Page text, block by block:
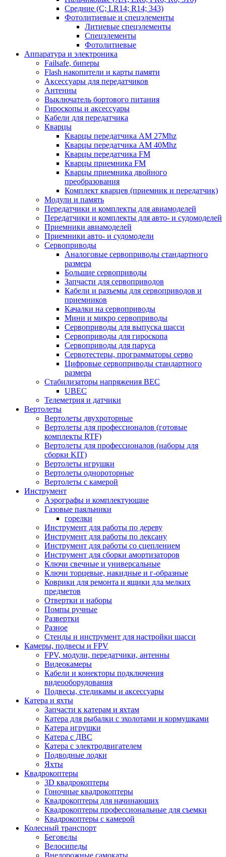
Средние (C; LR14; R14; 343)
Фотолитиевые и спецэлементы
Литиевые спецэлементы
Спецэлементы
Фотолитиевые
Аппаратура и электроника
Failsafe, биперы
Flash накопители и карты памяти
Аксессуары для передатчиков
Антенны
Выключатель бортового питания
Гироскопы и аксессуары
Кабели для передатчика
Кварцы
Кварцы передатчика AM 27Mhz
Кварцы передатчика AM 40Mhz
Кварцы передатчика FM
Кварцы приемника FM
Кварцы приемника двойного
преобразования
Комплект кварцев (приемник и передатчик)
Модули и память
Передатчики и комплекты для авиамоделей
Передатчики и комплекты для авто- и судомоделей
Приемники авиамоделей
Приемники авто- и судомодели
Сервоприводы
Аналоговые сервоприводы стандартного
размера
Большие сервоприводы
Запчасти для сервоприводов
Кабели и разъемы для сервоприводов и
приемников
Качалки на сервоприводы
Мини и микро сервоприводы
Сервоприводы для выпуска шасси
Сервоприводы для гироскопа
Сервоприводы для паруса
Сервотестеры, программаторы серво
Цифровые сервоприводы стандартного
размера
Стабилизаторы напряжения BEC
UBEC
Телеметрия и датчики
Вертолеты
Вертолеты двухроторные
Вертолеты для профессионалов (готовые
комплекты RTF)
Вертолеты для профессионалов (наборы для
сборки KIT)
Вертолеты игрушки
Вертолеты однороторные
Вертолеты с камерой
Инструмент
Аэрографы и комплектующие
Газовые паяльники
горелки
Инструмент для работы по дереву
Инструмент для работы по лексану
Инструмент для работы со сцеплением
Инструмент для сборки амортизаторов
Ключи свечные и универсальные
Ключи торцевые, накидные и г-образные
Коврики для ремонта и ящики дла мелких
предметов
Отвертки и наборы
Помпы ручные
Развертки
Разное
Стенды и инструмент для настройки шасси
Камеры, подвесы и FPV
FPV, модули, передатчики, антенны
Видеокамеры
Кабели и конекторы подключения
видеооборудования
Подвесы, стедикамы и аксессуары
Катера и яхты
Запчасти к катерам и яхтам
Катера для рыбалки с эхолотами и кормушками
Катера игрушки
Катера с ДВС
Катера с электродвигателем
Подводные лодки
Яхты
Квадрокоптеры
3D квадрокоптеры
Гоночные квадрокоптеры
Квадрокоптеры для начинающих
Квадрокоптеры профессиональные для съемки
Квадрокоптеры с камерой
Колесный транспорт
Беговелы
Велосипеды
Внедорожные самокаты